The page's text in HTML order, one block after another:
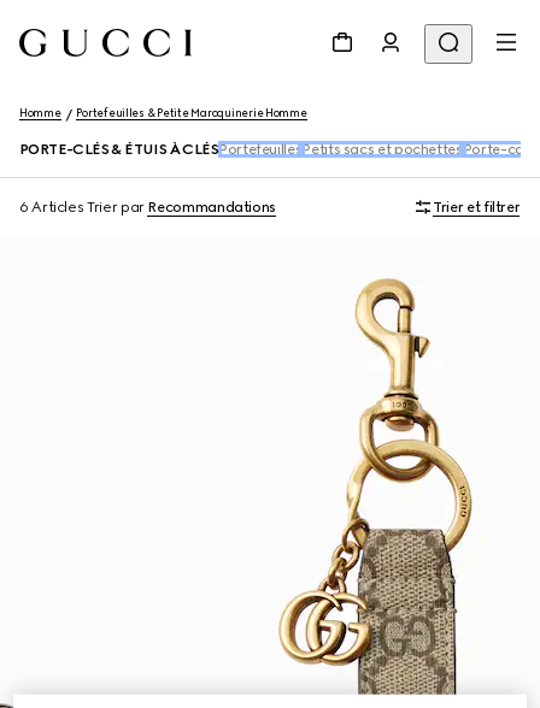
Homme Portefeuilles & Petite Maroquinerie Homme
PORTE-CLÉS & ÉTUIS À CLÉS Portefeuilles Petits sacs et pochettes Porte-
6 Articles Trier par Recommandations Trier et filtrer